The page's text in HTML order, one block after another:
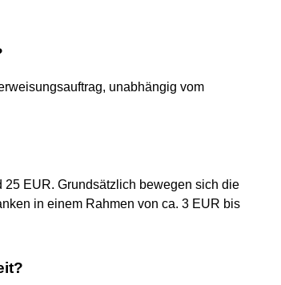
unabhängig vom
EUR. Grundsätzlich bewegen sich die
in einem Rahmen von ca. 3 EUR bis